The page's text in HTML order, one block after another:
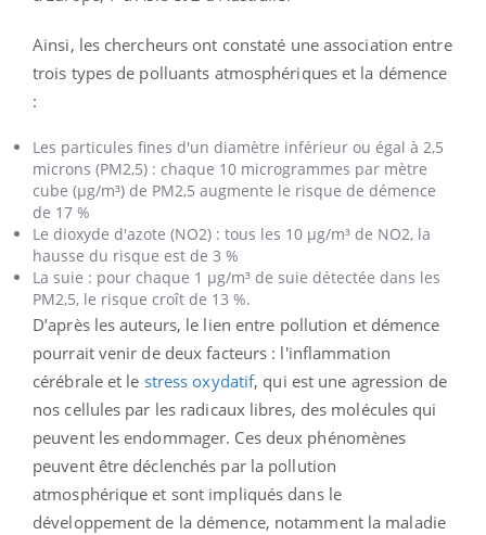
Ainsi, les chercheurs ont constaté une association entre
trois types de polluants atmosphériques et la démence
:
Les particules fines d'un diamètre inférieur ou égal à 2,5
microns (PM2,5) : chaque 10 microgrammes par mètre
cube (μg/m³) de PM2,5 augmente le risque de démence
de 17 %
Le dioxyde d'azote (NO2) : tous les 10 μg/m³ de NO2, la
hausse du risque est de 3 %
La suie : pour chaque 1 μg/m³ de suie détectée dans les
PM2,5, le risque croît de 13 %.
D’après les auteurs, le lien entre pollution et démence
pourrait venir de deux facteurs : l'inflammation
cérébrale et le stress oxydatif, qui est une agression de
nos cellules par les radicaux libres, des molécules qui
peuvent les endommager. Ces deux phénomènes
peuvent être déclenchés par la pollution
atmosphérique et sont impliqués dans le
développement de la démence, notamment la maladie